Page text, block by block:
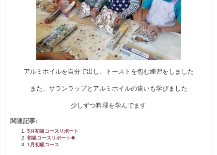
アルミホイルを自分で出し、トーストを包む練習をしました
また、サランラップとアルミホイルの違いも学びました
少しずつ料理を学んでます
関連記事:
5月初級コースリポート
初級コースリポート🍀
1月初級コース